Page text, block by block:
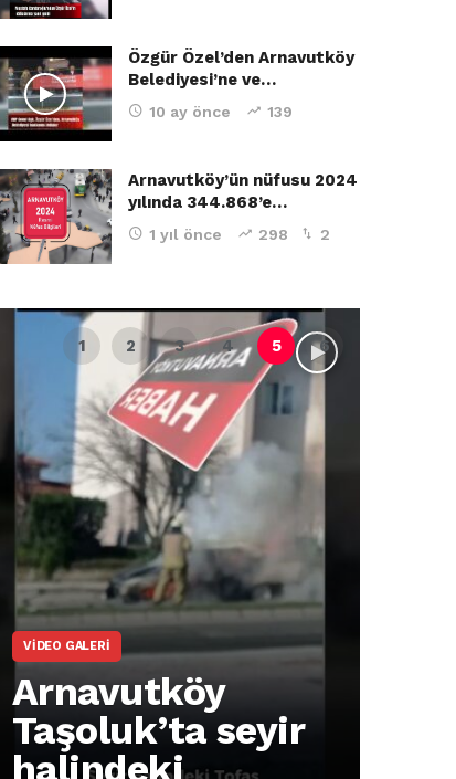
Özgür Özel’den Arnavutköy
Belediyesi’ne ve…
10 ay önce 139
Arnavutköy’ün nüfusu 2024
yılında 344.868’e…
1 yıl önce 298 2
VIDEO GALERI
Arnavutköy
Taşoluk’ta seyir
halindeki